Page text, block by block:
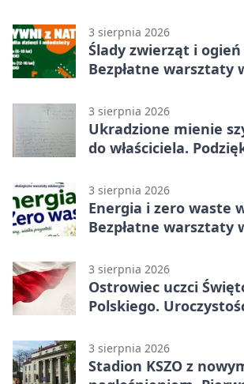
3 sierpnia 2026
Ślady zwierząt i
Bezpłatne warsztaty
3 sierpnia 2026
Ukradzione mienie
do właściciela.
3 sierpnia 2026
Energia i zero waste
Bezpłatne warsztaty
3 sierpnia 2026
Ostrowiec uczci
Polskiego.
3 sierpnia 2026
Stadion KSZO z